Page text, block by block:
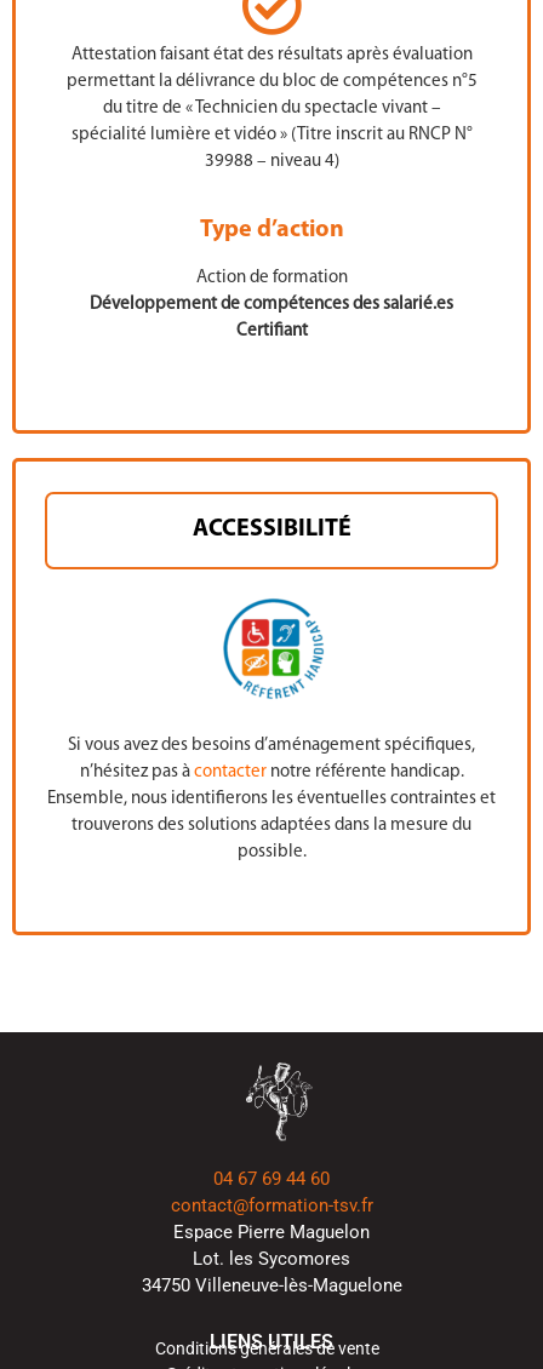
Attestation faisant état des résultats après évaluation
permettant la délivrance du bloc de compétences n°5
du titre de « Technicien du spectacle vivant –
spécialité lumière et vidéo » (Titre inscrit au RNCP N°
39988 – niveau 4)
Type d’action
Action de formation
Développement de compétences des salarié.es
Certifiant
ACCESSIBILITÉ
Si vous avez des besoins d’aménagement spécifiques,
n’hésitez pas à contacternotre référente handicap.
Ensemble, nous identifierons les éventuelles contraintes et
trouverons des solutions adaptées dans la mesure du
possible.
04 67 69 44 60
contact@formation-tsv.fr
Espace Pierre Maguelon
Lot. les Sycomores
34750 Villeneuve-lès-Maguelone
LIENS UTILES
Conditions générales de vente